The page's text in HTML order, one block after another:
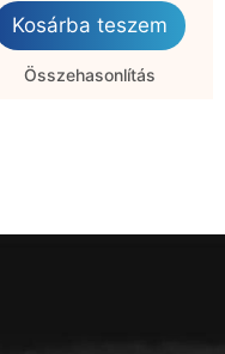
Kosárba teszem
Összehasonlítás